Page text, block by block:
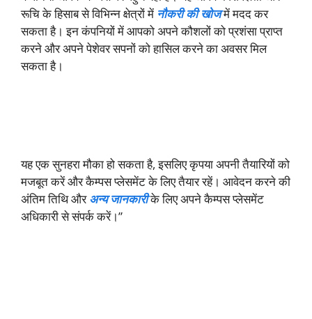
रूचि के हिसाब से विभिन्न क्षेत्रों में नौकरी की खोजमें मदद कर
सकता है। इन कंपनियों में आपको अपने कौशलों को प्रशंसा प्राप्त
करने और अपने पेशेवर सपनों को हासिल करने का अवसर मिल
सकता है।
यह एक सुनहरा मौका हो सकता है, इसलिए कृपया अपनी तैयारियों को
मजबूत करें और कैम्पस प्लेसमेंट के लिए तैयार रहें। आवेदन करने की
अंतिम तिथि औरअन्य जानकारीके लिए अपने कैम्पस प्लेसमेंट
अधिकारी से संपर्क करें।”